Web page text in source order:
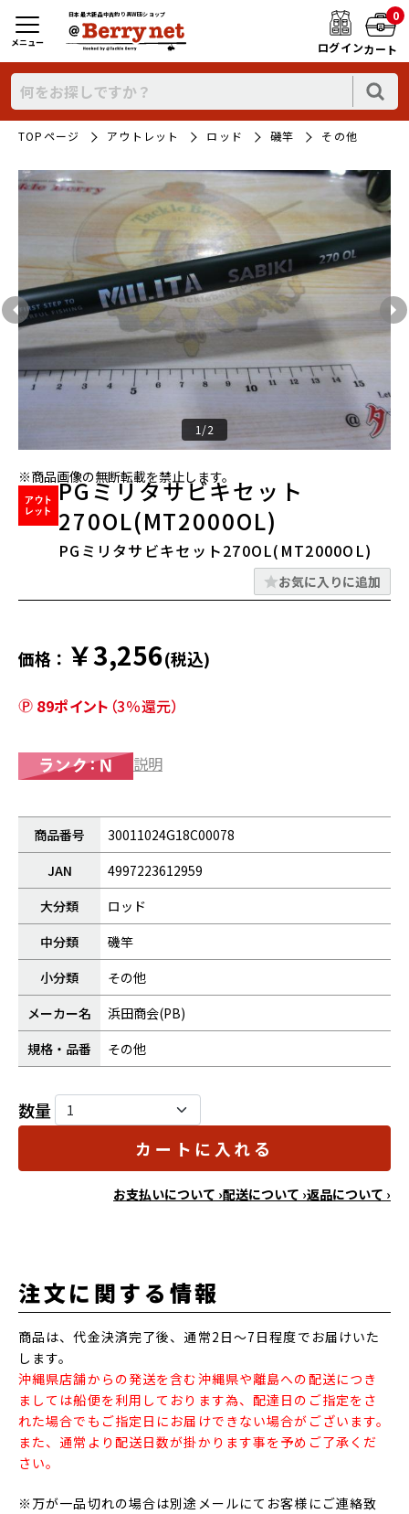
日本最大新品中古釣り具WEBショップ
ログイン
0
カート
メニュー
TOPページ アウトレット ロッド 磯竿 その他
1/2
※商品画像の無断転載を禁止します。
PGミリタサビキセット
270OL(MT2000OL)
PGミリタサビキセット270OL(MT2000OL)
お気に入りに追加
価格： ￥3,256(税込)
89ポイント （3％還元）
説明
商品番号
30011024G18C00078
JAN
4997223612959
大分類
ロッド
中分類
磯竿
小分類
その他
メーカー名
浜田商会(PB)
規格・品番
その他
数量
カートに入れる
お支払いについて ›配送について ›返品について ›
注文に関する情報
商品は、代金決済完了後、通常2日～7日程度でお届けいた
します。
沖縄県店舗からの発送を含む沖縄県や離島への配送につき
ましては船便を利用しております為、配達日のご指定をさ
れた場合でもご指定日にお届けできない場合がございます。
また、通常より配送日数が掛かります事を予めご了承くだ
さい。
※万が一品切れの場合は別途メールにてお客様にご連絡致